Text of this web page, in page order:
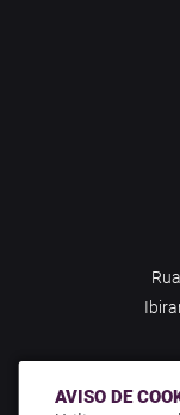
Rua
AVISO DE